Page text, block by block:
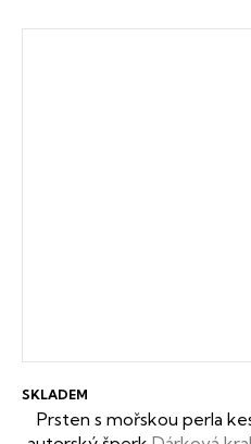
Prsten s mořskou perla
SKLADEM